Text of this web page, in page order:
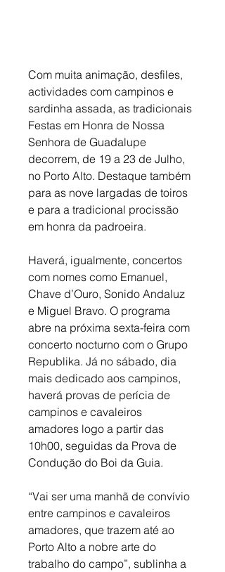
Com muita animação, desfiles,
actividades com campinos e
sardinha assada, as tradicionais
Festas em Honra de Nossa
Senhora de Guadalupe
decorrem, de 19 a 23 de Julho,
no Porto Alto. Destaque também
para as nove largadas de toiros
e para a tradicional procissão
em honra da padroeira.
Haverá, igualmente, concertos
com nomes como Emanuel,
Chave d’Ouro, Sonido Andaluz
e Miguel Bravo. O programa
abre na próxima sexta-feira com
concerto nocturno com o Grupo
Republika. Já no sábado, dia
mais dedicado aos campinos,
haverá provas de perícia de
campinos e cavaleiros
amadores logo a partir das
10h00, seguidas da Prova de
Condução do Boi da Guia.
“Vai ser uma manhã de convívio
entre campinos e cavaleiros
amadores, que trazem até ao
Porto Alto a nobre arte do
trabalho do campo”, sublinha a